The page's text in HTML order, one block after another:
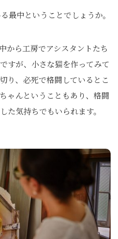
最中ということでしょうか。
ら工房でアシスタントたち
すが、小さな猫を作ってみて
り、必死で格闘しているとこ
ゃんということもあり、格闘
た気持ちでもいられます。